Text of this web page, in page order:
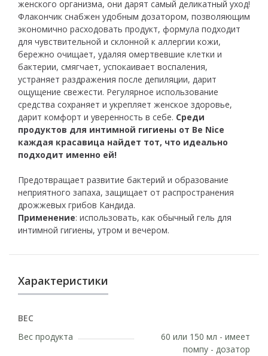
женского организма, они дарят самый деликатный уход!
Флакончик снабжен удобным дозатором, позволяющим
экономично расходовать продукт, формула подходит
для чувствительной и склонной к аллергии кожи,
бережно очищает, удаляя омертвевшие клетки и
бактерии, смягчает, успокаивает воспаления,
устраняет раздражения после депиляции, дарит
ощущение свежести. Регулярное использование
средства сохраняет и укрепляет женское здоровье,
дарит комфорт и уверенность в себе. Среди
продуктов для интимной гигиены от Be Nice
каждая красавица найдет тот, что идеально
подходит именно ей!
Предотвращает развитие бактерий и образование
неприятного запаха, защищает от распространения
дрожжевых грибов Кандида.
Применение: использовать, как обычный гель для
интимной гигиены, утром и вечером.
Характеристики
ВЕС
Вес продукта
60 или 150 мл - имеет
помпу - дозатор